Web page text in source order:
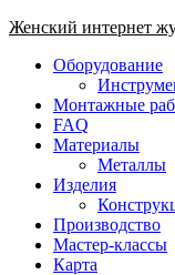
Skip
content
Женский интернет
Close
Оборудование
Монтажные
FAQ
Материалы
Металлы
Изделия
Производство
Мастер-классы
Карта